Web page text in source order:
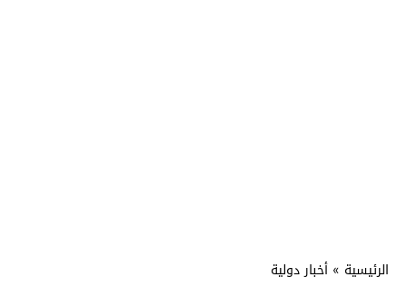
الرئيسية » أخبار دولية